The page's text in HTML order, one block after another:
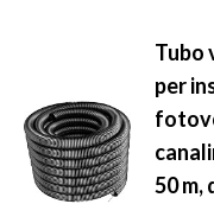
Tubo
per
50 m,